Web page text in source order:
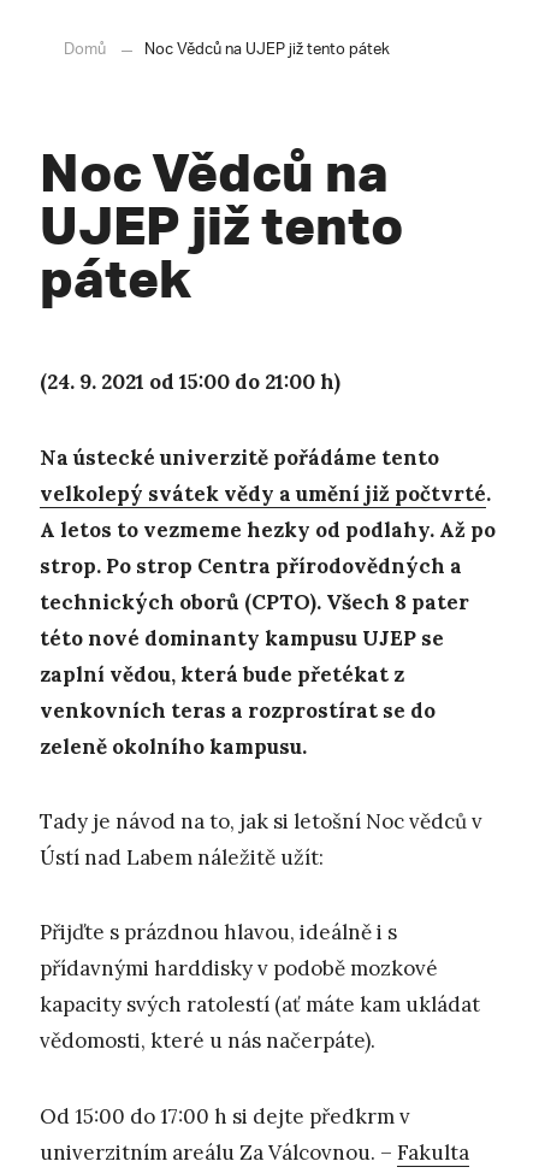
Domů Noc Vědců na UJEP již tento pátek
Noc Vědců na
UJEP již tento
pátek
(24. 9. 2021 od 15:00 do 21:00 h)
Na ústecké univerzitě pořádáme tento
velkolepý svátek vědy a umění již počtvrté.
A letos to vezmeme hezky od podlahy. Až po
strop. Po strop Centra přírodovědných a
technických oborů (CPTO). Všech 8 pater
této nové dominanty kampusu UJEP se
zaplní vědou, která bude přetékat z
venkovních teras a rozprostírat se do
zeleně okolního kampusu.
Tady je návod na to, jak si letošní Noc vědců v
Ústí nad Labem náležitě užít:
Přijďte s prázdnou hlavou, ideálně i s
přídavnými harddisky v podobě mozkové
kapacity svých ratolestí (ať máte kam ukládat
vědomosti, které u nás načerpáte).
Od 15:00 do 17:00 h si dejte předkrm v
univerzitním areálu Za Válcovnou. – Fakulta